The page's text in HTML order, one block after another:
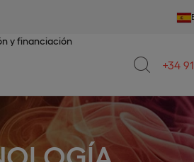
y financiación
+34